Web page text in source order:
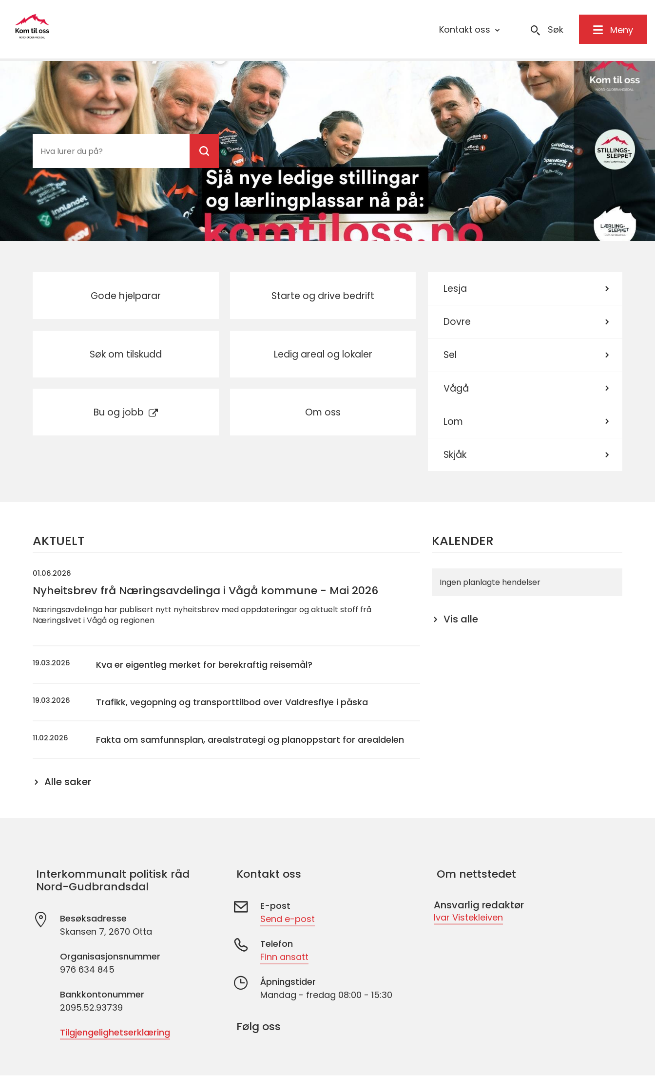
Næringssamarbeid
Nord-
Gudbrandsdal
Kontakt oss Søk Meny
Gode hjelparar Starte og drive bedrift
Søk om tilskudd Ledig areal og lokaler
Bu og jobb Om oss
Lesja
Dovre
Sel
Vågå
Lom
Skjåk
AKTUELT
01.06.2026
Nyheitsbrev frå Næringsavdelinga i Vågå kommune - Mai 2026
Næringsavdelinga har publisert nytt nyheitsbrev med oppdateringar og aktuelt stoff frå
Næringslivet i Vågå og regionen
19.03.2026 Kva er eigentleg merket for berekraftig reisemål?
19.03.2026 Trafikk, vegopning og transporttilbod over Valdresflye i påska
11.02.2026 Fakta om samfunnsplan, arealstrategi og planoppstart for arealdelen
Alle saker
KALENDER
Ingen planlagte hendelser
Vis alle
Interkommunalt politisk råd
Nord-Gudbrandsdal
Besøksadresse
Skansen 7, 2670 Otta
Organisasjonsnummer
976 634 845
Bankkontonummer
2095.52.93739
Tilgjengelighetserklæring
Kontakt oss
E-post
Send e-post
Telefon
Finn ansatt
Åpningstider
Mandag - fredag 08:00 - 15:30
Følg oss
Om nettstedet
Ansvarlig redaktør
Ivar Vistekleiven